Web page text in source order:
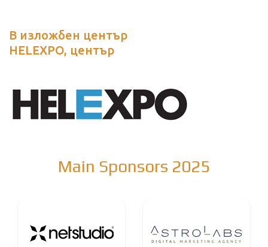
В изложбен център
HELEXPO, център
Main Sponsors 2025